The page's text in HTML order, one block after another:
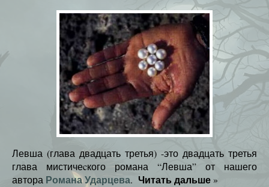
Левша (глава двадцать третья) -это двадцать третья
глава мистичеcкого романа “Левша” от нашего
автора Романа Ударцева. Читать дальше »